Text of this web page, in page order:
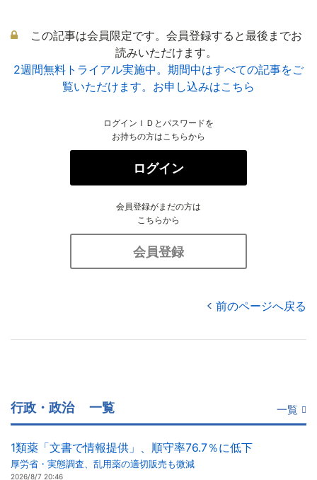
この記事は会員限定です。会員登録すると最後までお
読みいただけます。
2週間無料トライアル実施中。期間中はすべての記事をご
覧いただけます。お申し込みはこちら
ログインＩＤとパスワードを
お持ちの方はこちらから
ログイン
会員登録がまだの方は
こちらから
会員登録
前のページへ戻る
行政・政治 一覧 一覧
1類薬「文書で情報提供」、順守率76.7％に低下
厚労省・実態調査、乱用薬の適切販売も微減
2026/8/7 20:46